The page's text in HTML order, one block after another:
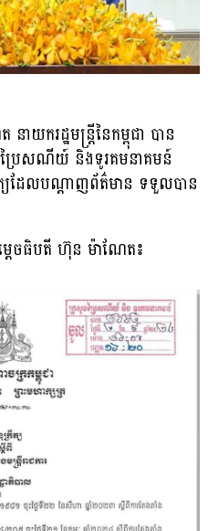
យករដ្ឋមន្ត្រីនៃកម្ពុជា បាន
រប្រៃសណីយ៍ និងទូរគមនាគមន៍
ដែលបណ្តាញព័ត៌មាន ទទួលបាន
តេចធិបតី ហ៊ុន ម៉ាណែត៖